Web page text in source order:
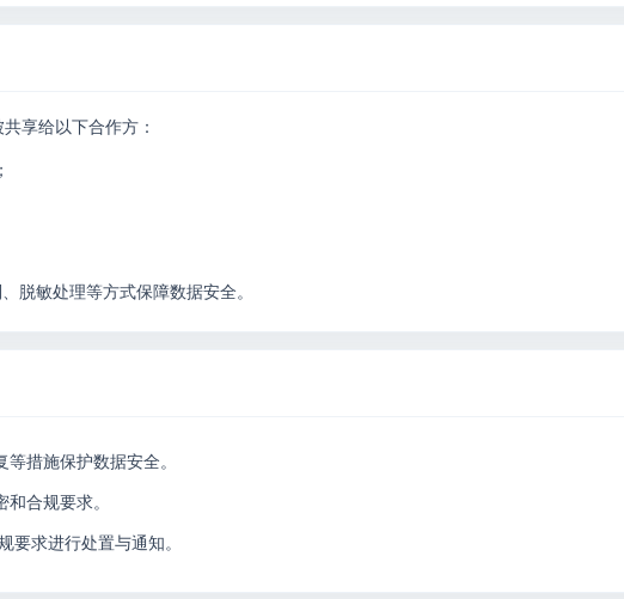
享给以下合作方：
脱敏处理等方式保障数据安全。
措施保护数据安全。
合规要求。
要求进行处置与通知。